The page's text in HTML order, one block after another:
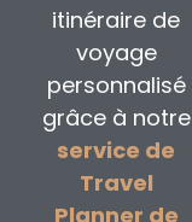
itinéraire de
voyage
personnalisé
grâce à notre
service de
Travel
Planner de